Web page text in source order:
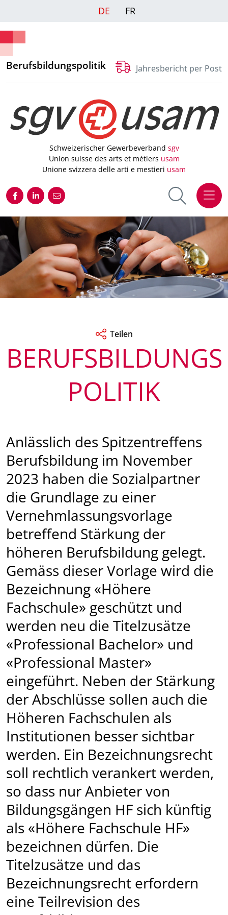
DE FR
Berufsbildungspolitik Jahresbericht per Post
Schweizerischer Gewerbeverband sgv
Union suisse des arts et métiers usam
Unione svizzera delle arti e mestieri usam
Teilen
BERUFSBILDUNGS
POLITIK
Anlässlich des Spitzentreffens
Berufsbildung im November
2023 haben die Sozialpartner
die Grundlage zu einer
Vernehmlassungsvorlage
betreffend Stärkung der
höheren Berufsbildung gelegt.
Gemäss dieser Vorlage wird die
Bezeichnung «Höhere
Fachschule» geschützt und
werden neu die Titelzusätze
«Professional Bachelor» und
«Professional Master»
eingeführt. Neben der Stärkung
der Abschlüsse sollen auch die
Höheren Fachschulen als
Institutionen besser sichtbar
werden. Ein Bezeichnungsrecht
soll rechtlich verankert werden,
so dass nur Anbieter von
Bildungs­gängen HF sich künftig
als «Höhere Fachschule HF»
bezeichnen dürfen. Die
Titelzusätze und das
Bezeichnungsrecht erfordern
eine Teilrevision des